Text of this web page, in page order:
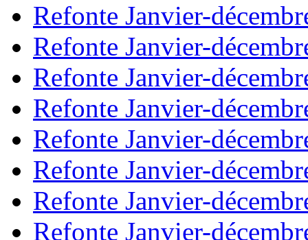
Refonte Janvier-
Refonte Janvier-
Refonte Janvier-
Refonte Janvier-
Refonte Janvier-
Refonte Janvier-
Refonte Janvier-
Refonte Janvier-